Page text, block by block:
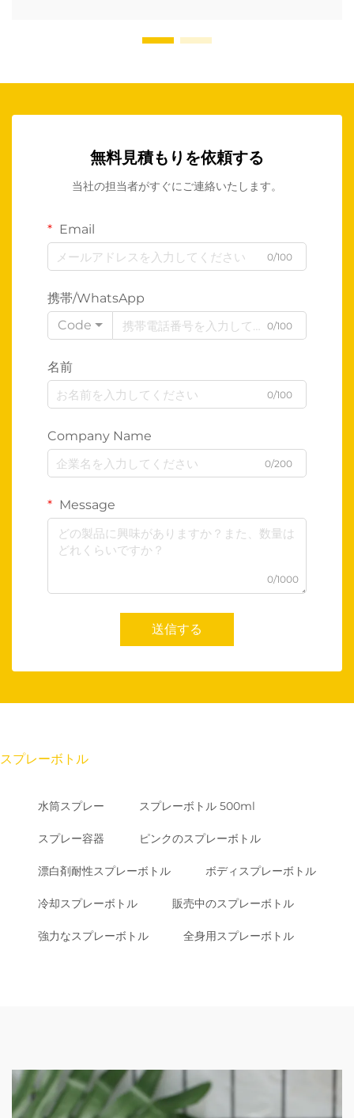
無料見積もりを依頼する
当社の担当者がすぐにご連絡いたします。
Email
0/100
携帯/WhatsApp
Code
0/100
名前
0/100
Company Name
0/200
Message
0/1000
送信する
スプレーボトル
水筒スプレー スプレーボトル 500ml
スプレー容器 ピンクのスプレーボトル
漂白剤耐性スプレーボトル ボディスプレーボトル
冷却スプレーボトル 販売中のスプレーボトル
強力なスプレーボトル 全身用スプレーボトル